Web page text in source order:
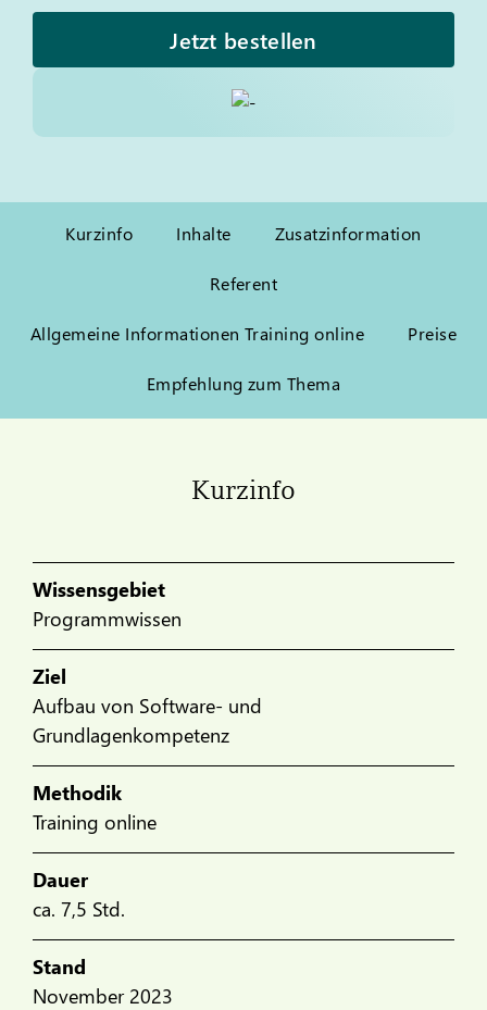
Jetzt bestellen
Kurzinfo Inhalte Zusatzinformation
Referent
Allgemeine Informationen Training online Preise
Empfehlung zum Thema
Kurzinfo
Wissensgebiet
Programmwissen
Ziel
Aufbau von Software- und
Grundlagenkompetenz
Methodik
Training online
Dauer
ca. 7,5 Std.
Stand
November 2023